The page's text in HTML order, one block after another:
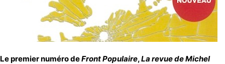
Le premier numéro deFront Populaire,La revue de Michel